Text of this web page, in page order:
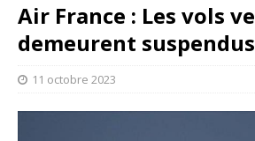
Air France : Les vols
demeurent suspendus
11 octobre 2023